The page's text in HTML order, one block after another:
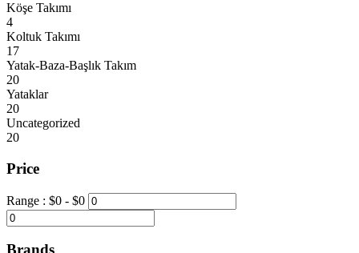
Köşe Takımı
4
Koltuk Takımı
17
Yatak-Baza-Başlık Takım
20
Yataklar
20
Uncategorized
20
Price
Range : $0 - $0
Brands